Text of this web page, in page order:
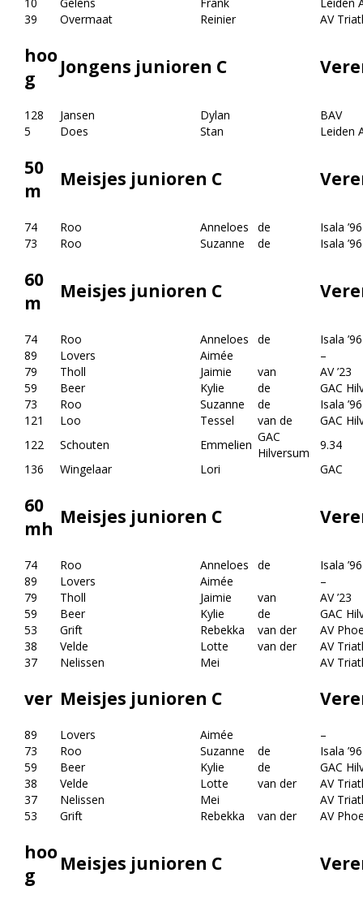
39
Overmaat Reinier AV
hoo
g
Jongens junioren C
128 Jansen Dylan
BAV
5
Does Stan Leiden
50
m
Meisjes junioren C
74 Roo Anneloes de
Isala ’96
73
Roo Suzanne de Isala ’96
60
m
Meisjes junioren C
74 Roo Anneloes de
Isala ’96
89
Lovers Aimée
–
79
Tholl Jaimie van
AV ’23
59
Beer Kylie de
GAC
73
Roo Suzanne de
Isala ’96
121
Loo Tessel van de
GAC
122
Schouten Emmelien
GAC
Hilversum
9.34
136
Wingelaar Lori GAC
60
mh
Meisjes junioren C
74 Roo Anneloes de
Isala ’96
89
Lovers Aimée
–
79
Tholl Jaimie van
AV ’23
59
Beer Kylie de
GAC
53
Grift Rebekka van der
AV
38
Velde Lotte van der
AV
37
Nelissen Mei AV
ver Meisjes junioren C
89 Lovers Aimée
–
73
Roo Suzanne de
Isala ’96
59
Beer Kylie de
GAC
38
Velde Lotte van der
AV
37
Nelissen Mei
AV
53
Grift Rebekka van der AV
hoo
g
Meisjes junioren C